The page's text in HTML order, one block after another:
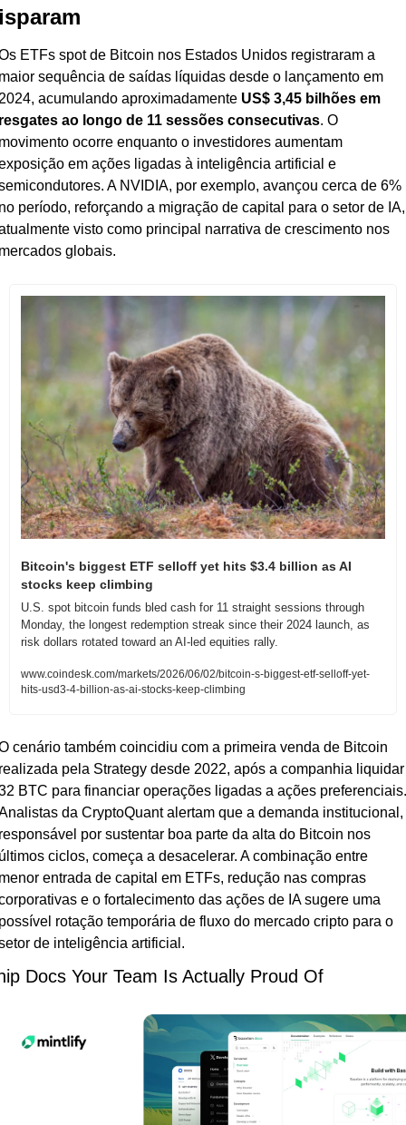
ETFs spot de Bitcoin nos Estados Unidos registraram a
sequência de saídas líquidas desde o lançamento em
acumulando aproximadamente US$ 3,45 bilhões em
ao longo de 11 sessões consecutivas. O
ocorre enquanto o investidores aumentam
em ações ligadas à inteligência artificial e
A NVIDIA, por exemplo, avançou cerca de 6%
período, reforçando a migração de capital para o setor de IA,
visto como principal narrativa de crescimento nos
globais.
Bitcoin's biggest ETF selloff yet hits $3.4 billion as AI
stocks keep climbing
U.S. spot bitcoin funds bled cash for 11 straight sessions through
Monday, the longest redemption streak since their 2024 launch, as
risk dollars rotated toward an AI-led equities rally.
www.coindesk.com/markets/2026/06/02/bitcoin-s-biggest-etf-selloff-yet-
hits-usd3-4-billion-as-ai-stocks-keep-climbing
cenário também coincidiu com a primeira venda de Bitcoin
pela Strategy desde 2022, após a companhia liquidar
BTC para financiar operações ligadas a ações preferenciais.
da CryptoQuant alertam que a demanda institucional,
por sustentar boa parte da alta do Bitcoin nos
ciclos, começa a desacelerar. A combinação entre
entrada de capital em ETFs, redução nas compras
e o fortalecimento das ações de IA sugere uma
rotação temporária de fluxo do mercado cripto para o
de inteligência artificial.
Docs Your Team Is Actually Proud Of